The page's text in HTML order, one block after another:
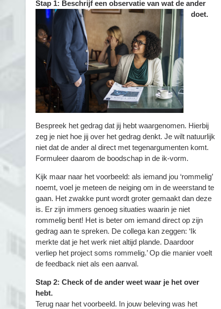
Stap 1: Beschrijf een observatie van wat de ander
doet.
Bespreek het gedrag dat jij hebt waargenomen. Hierbij
zeg je niet hoe jij over het gedrag denkt. Je wilt natuurlijk
niet dat de ander al direct met tegenargumenten komt.
Formuleer daarom de boodschap in de ik-vorm.
Kijk maar naar het voorbeeld: als iemand jou ‘rommelig’
noemt, voel je meteen de neiging om in de weerstand te
gaan. Het zwakke punt wordt groter gemaakt dan deze
is. Er zijn immers genoeg situaties waarin je niet
rommelig bent! Het is beter om iemand direct op zijn
gedrag aan te spreken. De collega kan zeggen: ‘Ik
merkte dat je het werk niet altijd plande. Daardoor
verliep het project soms rommelig.’ Op die manier voelt
de feedback niet als een aanval.
Stap 2: Check of de ander weet waar je het over
hebt.
Terug naar het voorbeeld. In jouw beleving was het